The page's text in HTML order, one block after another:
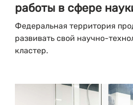
работы в сфере
Федеральная территория
развивать свой научно-
кластер.